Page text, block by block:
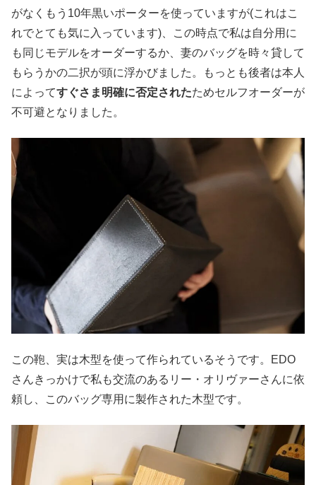
がなくもう10年黒いポーターを使っていますが(これはこ
れでとても気に入っています)、この時点で私は自分用に
も同じモデルをオーダーするか、妻のバッグを時々貸して
もらうかの二択が頭に浮かびました。もっとも後者は本人
によってすぐさま明確に否定されたためセルフオーダーが
不可避となりました。
この鞄、実は木型を使って作られているそうです。EDO
さんきっかけで私も交流のあるリー・オリヴァーさんに依
頼し、このバッグ専用に製作された木型です。